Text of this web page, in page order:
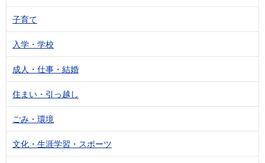
子育て
入学・学校
成人・仕事・結婚
住まい・引っ越し
ごみ・環境
文化・生涯学習・スポーツ